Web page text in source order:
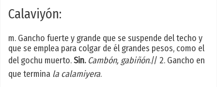
Calaviyón:
m. Gancho fuerte y grande que se suspende del techo y
que se emplea para colgar de él grandes pesos, como el
del gochu muerto.Sin. Cambón, gabiñón.// 2. Gancho en
que termina la calamiyera.